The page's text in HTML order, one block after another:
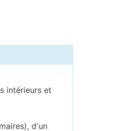
intérieurs et
d'un